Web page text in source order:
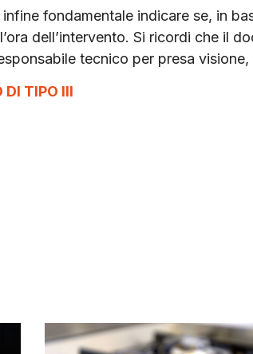
fondamentale indicare se, in
dell’intervento. Si ricordi che il
tecnico per presa
DI TIPO III